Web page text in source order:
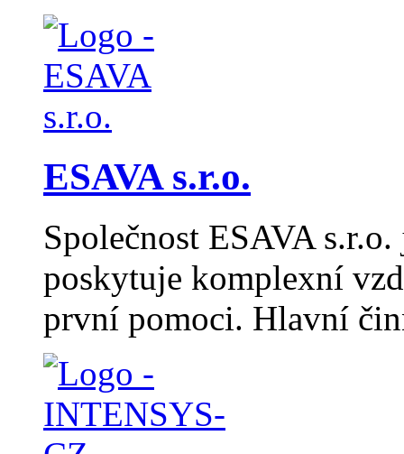
ESAVA s.r.o.
Společnost ESAVA
poskytuje komplexní
první pomoci. Hlavní